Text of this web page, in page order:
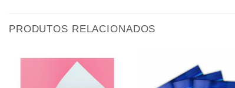
PRODUTOS RELACIONADOS